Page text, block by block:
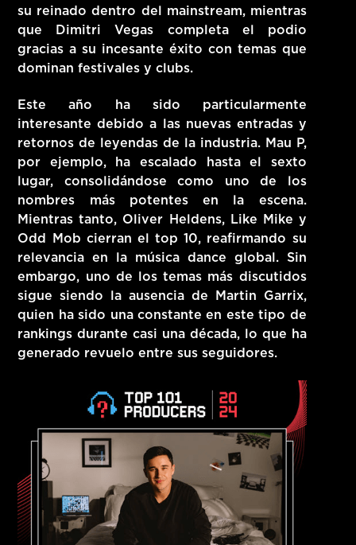
su reinado dentro del mainstream, mientras
que Dimitri Vegas completa el podio
gracias a su incesante éxito con temas que
dominan festivales y clubs.
Este año ha sido particularmente
interesante debido a las nuevas entradas y
retornos de leyendas de la industria. Mau P,
por ejemplo, ha escalado hasta el sexto
lugar, consolidándose como uno de los
nombres más potentes en la escena.
Mientras tanto, Oliver Heldens, Like Mike y
Odd Mob cierran el top 10, reafirmando su
relevancia en la música dance global. Sin
embargo, uno de los temas más discutidos
sigue siendo la ausencia de Martin Garrix,
quien ha sido una constante en este tipo de
rankings durante casi una década, lo que ha
generado revuelo entre sus seguidores.